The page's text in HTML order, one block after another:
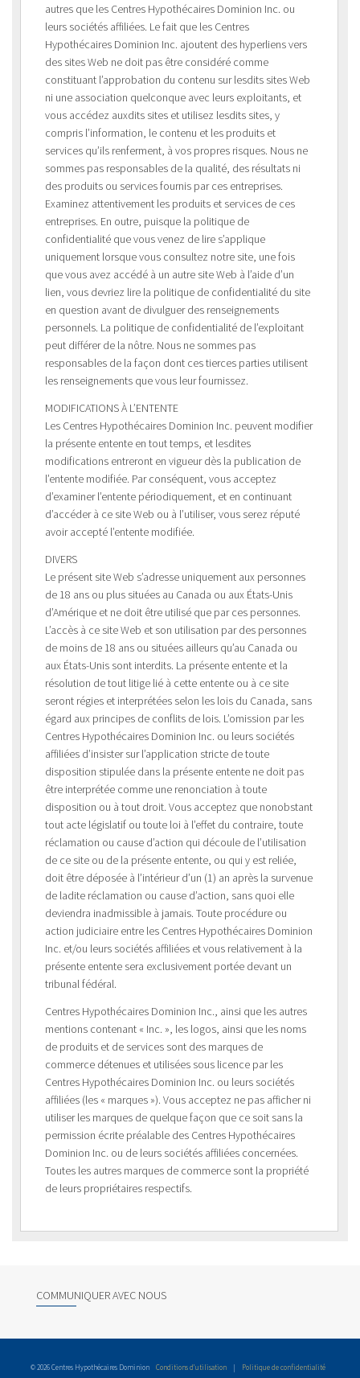
autres que les Centres Hypothécaires Dominion Inc. ou
leurs sociétés affiliées. Le fait que les Centres
Hypothécaires Dominion Inc. ajoutent des hyperliens vers
des sites Web ne doit pas être considéré comme
constituant l’approbation du contenu sur lesdits sites Web
ni une association quelconque avec leurs exploitants, et
vous accédez auxdits sites et utilisez lesdits sites, y
compris l’information, le contenu et les produits et
services qu’ils renferment, à vos propres risques. Nous ne
sommes pas responsables de la qualité, des résultats ni
des produits ou services fournis par ces entreprises.
Examinez attentivement les produits et services de ces
entreprises. En outre, puisque la politique de
confidentialité que vous venez de lire s’applique
uniquement lorsque vous consultez notre site, une fois
que vous avez accédé à un autre site Web à l’aide d’un
lien, vous devriez lire la politique de confidentialité du site
en question avant de divulguer des renseignements
personnels. La politique de confidentialité de l’exploitant
peut différer de la nôtre. Nous ne sommes pas
responsables de la façon dont ces tierces parties utilisent
les renseignements que vous leur fournissez.
MODIFICATIONS À L’ENTENTE
Les Centres Hypothécaires Dominion Inc. peuvent modifier
la présente entente en tout temps, et lesdites
modifications entreront en vigueur dès la publication de
l’entente modifiée. Par conséquent, vous acceptez
d’examiner l’entente périodiquement, et en continuant
d’accéder à ce site Web ou à l’utiliser, vous serez réputé
avoir accepté l’entente modifiée.
DIVERS
Le présent site Web s’adresse uniquement aux personnes
de 18 ans ou plus situées au Canada ou aux États-Unis
d’Amérique et ne doit être utilisé que par ces personnes.
L’accès à ce site Web et son utilisation par des personnes
de moins de 18 ans ou situées ailleurs qu’au Canada ou
aux États-Unis sont interdits. La présente entente et la
résolution de tout litige lié à cette entente ou à ce site
seront régies et interprétées selon les lois du Canada, sans
égard aux principes de conflits de lois. L’omission par les
Centres Hypothécaires Dominion Inc. ou leurs sociétés
affiliées d’insister sur l’application stricte de toute
disposition stipulée dans la présente entente ne doit pas
être interprétée comme une renonciation à toute
disposition ou à tout droit. Vous acceptez que nonobstant
tout acte législatif ou toute loi à l’effet du contraire, toute
réclamation ou cause d’action qui découle de l’utilisation
de ce site ou de la présente entente, ou qui y est reliée,
doit être déposée à l’intérieur d’un (1) an après la survenue
de ladite réclamation ou cause d’action, sans quoi elle
deviendra inadmissible à jamais. Toute procédure ou
action judiciaire entre les Centres Hypothécaires Dominion
Inc. et/ou leurs sociétés affiliées et vous relativement à la
présente entente sera exclusivement portée devant un
tribunal fédéral.
Centres Hypothécaires Dominion Inc., ainsi que les autres
mentions contenant « Inc. », les logos, ainsi que les noms
de produits et de services sont des marques de
commerce détenues et utilisées sous licence par les
Centres Hypothécaires Dominion Inc. ou leurs sociétés
affiliées (les « marques »). Vous acceptez ne pas afficher ni
utiliser les marques de quelque façon que ce soit sans la
permission écrite préalable des Centres Hypothécaires
Dominion Inc. ou de leurs sociétés affiliées concernées.
Toutes les autres marques de commerce sont la propriété
de leurs propriétaires respectifs.
COMMUNIQUER AVEC NOUS
© 2026 Centres Hypothécaires Dominion Conditions d’utilisation | Politique de confidentialité